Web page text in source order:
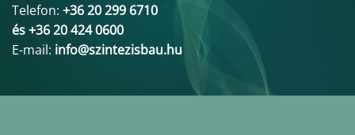
Telefon: +36 20 299 6710
és +36 20 424 0600
E-mail: info@szintezisbau.hu